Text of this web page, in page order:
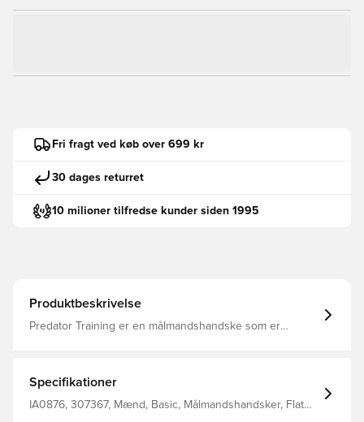
Fri fragt ved køb over 699 kr
30 dages returret
10 milioner tilfredse kunder siden 1995
Produktbeskrivelse
Predator Training er en målmandshandske som er
holdbarhed under alle vejrforhold Handsken er lavet med
et positive cut, som er et klassisk cut med ydre sømme.
Dette cut er det første og mest brugte cut på
Specifikationer
IA0876, 307367, Mænd, Basic, Målmandshandsker, Flat